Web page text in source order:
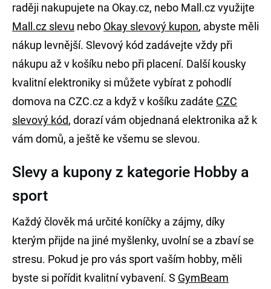
raději nakupujete na Okay.cz, nebo Mall.cz využijte
Mall.cz slevu nebo Okay slevový kupon, abyste měli
nákup levnější. Slevový kód zadávejte vždy při
nákupu až v košíku nebo při placení. Další kousky
kvalitní elektroniky si můžete vybírat z pohodlí
domova na CZC.cz a když v košíku zadáte CZC
slevový kód, dorazí vám objednaná elektronika až k
vám domů, a ještě ke všemu se slevou.
Slevy a kupony z kategorie Hobby a
sport
Každý člověk má určité koníčky a zájmy, díky
kterým přijde na jiné myšlenky, uvolní se a zbaví se
stresu. Pokud je pro vás sport vaším hobby, měli
byste si pořídit kvalitní vybavení. S GymBeam